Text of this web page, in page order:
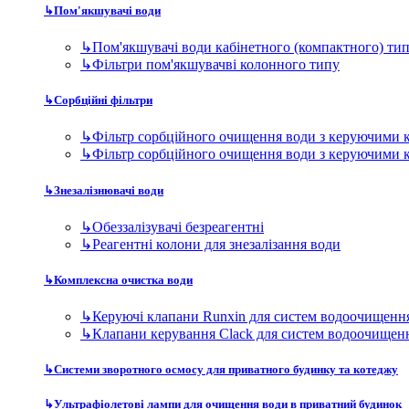
↳Реагентні колони для знезалізання води
↳Клапани керування Clack для систем
Магістральні фільтри
↳Дискові фільтри для приватного будинку та
↳Магістральні фільтри 10SL
↳Магістральні фільтри 20BB
Фільтри для виробництва
↳Модульні станції очищення води